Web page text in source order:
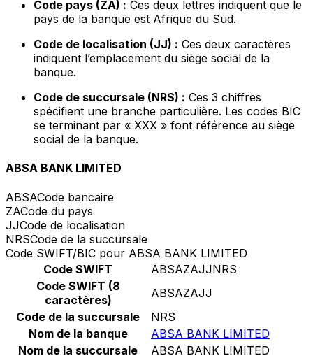
Code pays (ZA) : Ces deux lettres indiquent que le
pays de la banque est Afrique du Sud.
Code de localisation (JJ) : Ces deux caractères
indiquent l’emplacement du siège social de la
banque.
Code de succursale (NRS) : Ces 3 chiffres
spécifient une branche particulière. Les codes BIC
se terminant par « XXX » font référence au siège
social de la banque.
ABSA BANK LIMITED
ABSACode bancaire
ZACode du pays
JJCode de localisation
NRSCode de la succursale
Code SWIFT/BIC pour ABSA BANK LIMITED
Code SWIFT
ABSAZAJJNRS
Code SWIFT (8
caractères)
ABSAZAJJ
Code de la succursale
NRS
Nom de la banque
ABSA BANK LIMITED
Nom de la succursale
ABSA BANK LIMITED